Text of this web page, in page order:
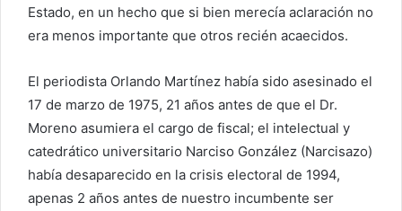
Estado, en un hecho que si bien merecía aclaración no
era menos importante que otros recién acaecidos.
El periodista Orlando Martínez había sido asesinado el
17 de marzo de 1975, 21 años antes de que el Dr.
Moreno asumiera el cargo de fiscal; el intelectual y
catedrático universitario Narciso González (Narcisazo)
había desaparecido en la crisis electoral de 1994,
apenas 2 años antes de nuestro incumbente ser